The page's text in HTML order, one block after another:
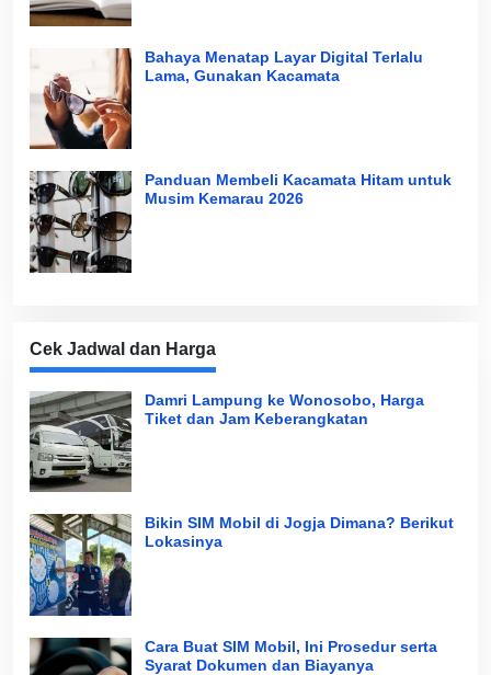
Bahaya Menatap Layar Digital Terlalu
Lama, Gunakan Kacamata
Panduan Membeli Kacamata Hitam untuk
Musim Kemarau 2026
Cek Jadwal dan Harga
Damri Lampung ke Wonosobo, Harga
Tiket dan Jam Keberangkatan
Bikin SIM Mobil di Jogja Dimana? Berikut
Lokasinya
Cara Buat SIM Mobil, Ini Prosedur serta
Syarat Dokumen dan Biayanya